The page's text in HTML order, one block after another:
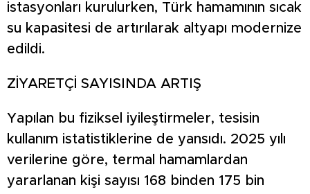
istasyonları kurulurken, Türk hamamının sıcak
su kapasitesi de artırılarak altyapı modernize
edildi.
ZİYARETÇİ SAYISINDA ARTIŞ
Yapılan bu fiziksel iyileştirmeler, tesisin
kullanım istatistiklerine de yansıdı. 2025 yılı
verilerine göre, termal hamamlardan
yararlanan kişi sayısı 168 binden 175 bin